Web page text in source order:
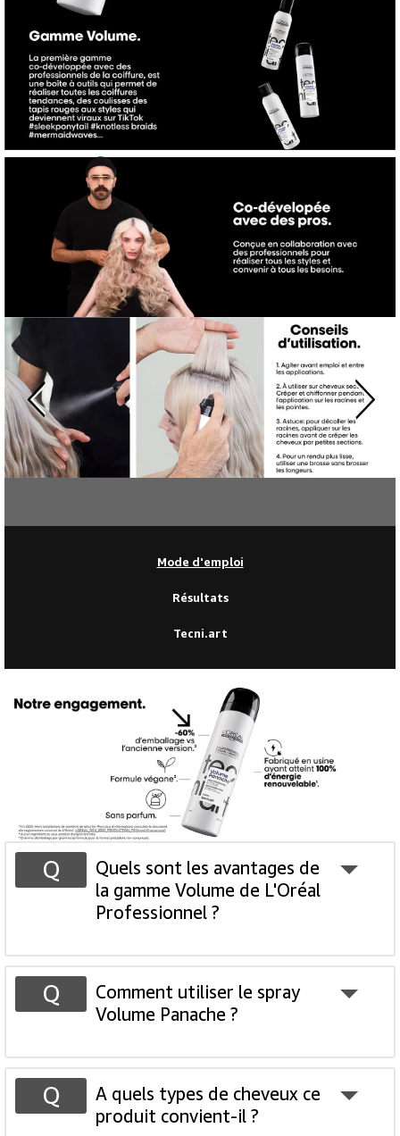
Mode d'emploi
Résultats
Tecni.art
Quels sont les avantages de
la gamme Volume de L'Oréal
Professionnel ?
Comment utiliser le spray
Volume Panache ?
A quels types de cheveux ce
produit convient-il ?